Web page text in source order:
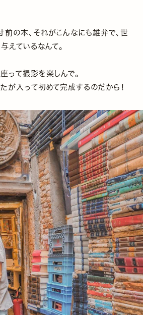
の本、それがこんなにも雄弁で、世
えているなんて。
って撮影を楽しんで。
が入って初めて完成するのだから！